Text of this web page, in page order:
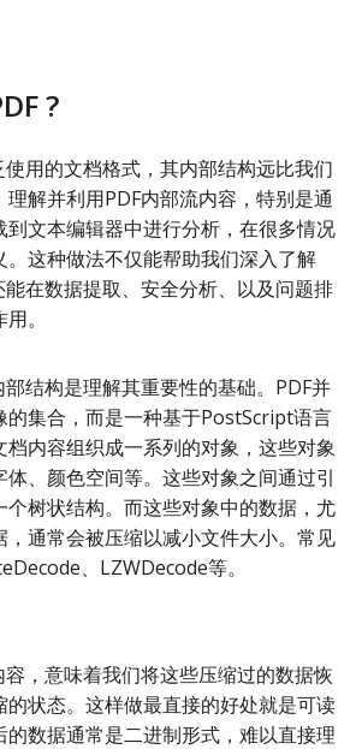
?
用的文档格式，其内部结构远比我们
解并利用PDF内部流内容，特别是通
到文本编辑器中进行分析，在很多情况
。这种做法不仅能帮助我们深入了解
在数据提取、安全分析、以及问题排
。
结构是理解其重要性的基础。PDF并
的集合，而是一种基于PostScript语言
档内容组织成一系列的对象，这些对象
、颜色空间等。这些对象之间通过引
个树状结构。而这些对象中的数据，尤
，通常会被压缩以减小文件大小。常见
、LZWDecode等。
，意味着我们将这些压缩过的数据恢
的状态。这样做最直接的好处就是可读
数据通常是二进制形式，难以直接理